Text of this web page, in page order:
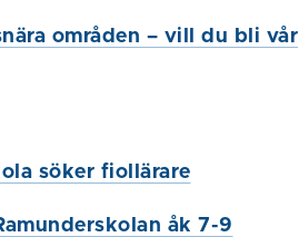
områden – vill du bli vår
söker fiollärare
åk 7-9